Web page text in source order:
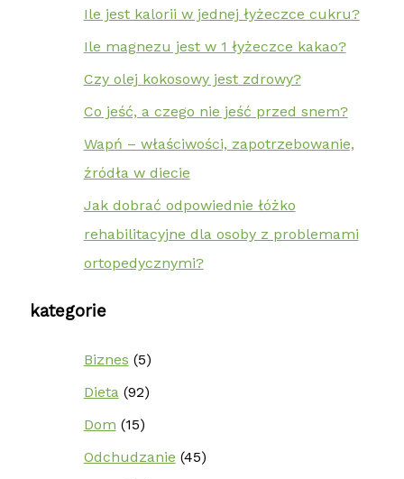
Ile jest kalorii w jednej łyżeczce cukru?
Ile magnezu jest w 1 łyżeczce kakao?
Czy olej kokosowy jest zdrowy?
Co jeść, a czego nie jeść przed snem?
Wapń – właściwości, zapotrzebowanie,
źródła w diecie
Jak dobrać odpowiednie łóżko
rehabilitacyjne dla osoby z problemami
ortopedycznymi?
kategorie
Biznes (5)
Dieta(92)
Dom (15)
Odchudzanie (45)